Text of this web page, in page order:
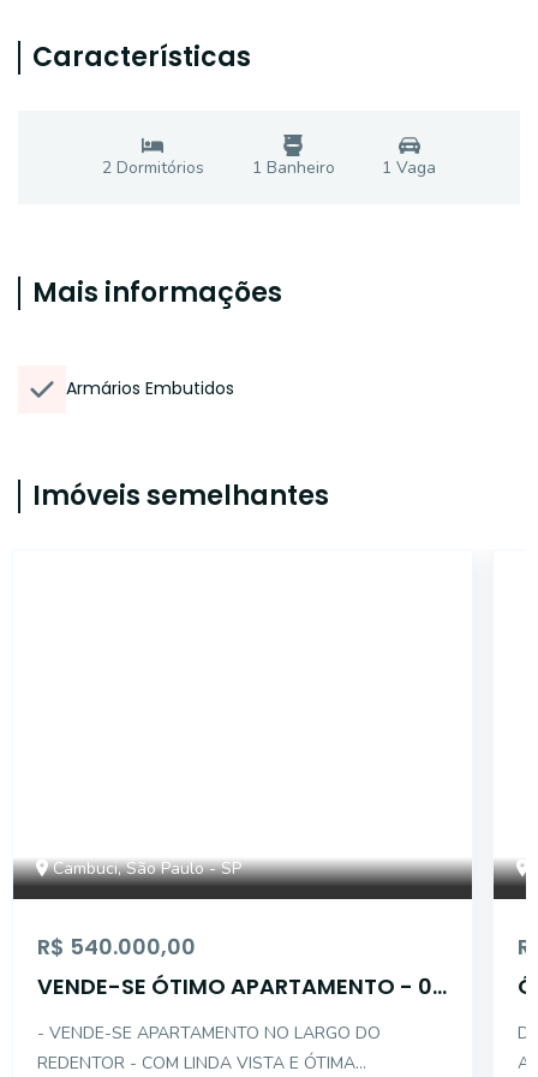
Características
2Dormitórios 1 Banheiro 1 Vaga
Mais informações
Armários Embutidos
Imóveis semelhantes
Cambuci, São Paulo - SP
R$ 540.000,00
VENDE-SE ÓTIMO APARTAMENTO - 02
- VENDE-SE APARTAMENTO NO LARGO DO
REDENTOR - COM LINDA VISTA E ÓTIMA